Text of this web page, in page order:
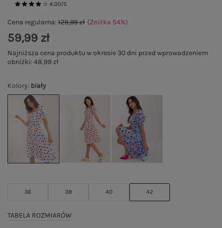
4.00/5
Kolory: biały
36 38 40 42
TABELA ROZMIARÓW
Cena regularna:129,99 zł (Zniżka 54%)
59,99 zł
Najniższa cena produktu w okresie 30 dni przed wprowadzeniem
obniżki:48,99 zł